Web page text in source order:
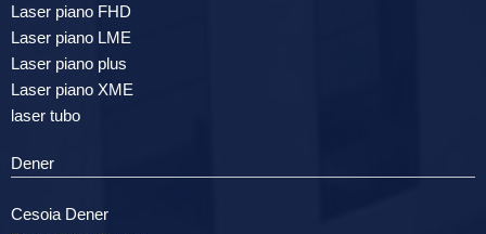
Laser piano FHD
Laser piano LME
Laser piano plus
Laser piano XME
laser tubo
Dener
Cesoia Dener